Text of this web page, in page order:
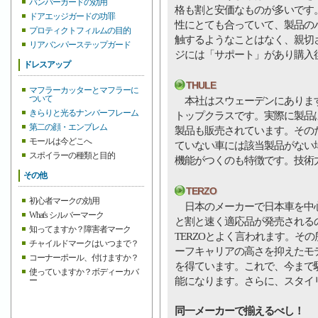
バンパーガードの効用
ドアエッジガードの功罪
プロティクトフィルムの目的
リアバンパーステップガード
ドレスアップ
マフラーカッターとマフラーに
ついて
きらりと光るナンバーフレーム
第二の顔・エンブレム
モールは今どこへ
スポイラーの種類と目的
その他
初心者マークの効用
What's シルバーマーク
知ってますか？障害者マーク
チャイルドマークはいつまで？
コーナーポール、付けますか？
使っていますか？ボディーカバ
ー
格も割と安価なものが多いです
性にとても合っていて、製品
触するようなことはなく、親
ジには「サポート」があり購入
THULE
本社はスウェーデンにありま
トップクラスです。実際に製
製品も販売されています。そ
ていない車には該当製品がな
機能がつくのも特徴です。技
TERZO
日本のメーカーで日本車を中
と割と速く適応品が発売され
TERZOとよく言われます。そ
ーフキャリアの高さを抑えた
を得ています。これで、今ま
能になります。さらに、スタ
同一メーカーで揃えるべし！